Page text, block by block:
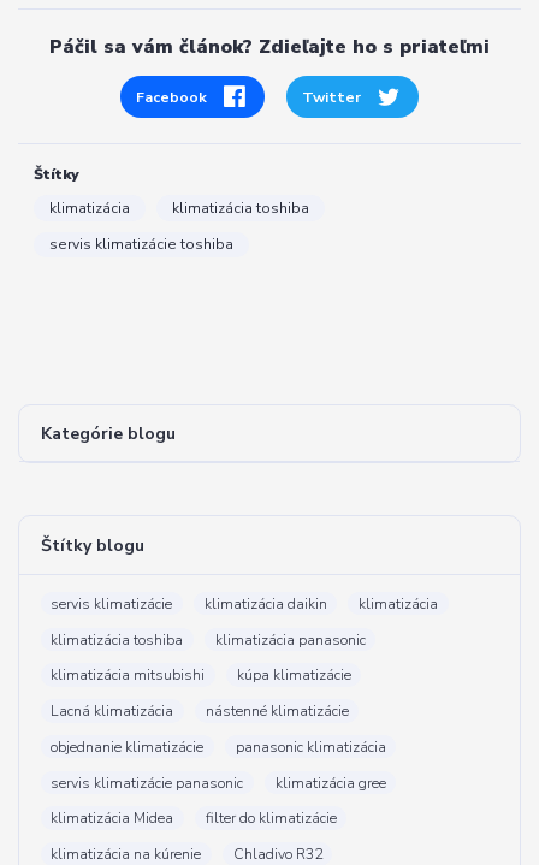
Kategórie blogu
Štítky blogu
servis klimatizácie klimatizácia daikin
klimatizácia
klimatizácia toshiba
klimatizácia panasonic
klimatizácia mitsubishi
kúpa klimatizácie
Lacná klimatizácia
nástenné klimatizácie
objednanie klimatizácie
panasonic klimatizácia
servis klimatizácie panasonic
klimatizácia gree
klimatizácia Midea
filter do klimatizácie
klimatizácia na kúrenie
Chladivo R32
Páčil sa vám článok? Zdieľajte ho s priateľmi
Facebook Twitter
Štítky
klimatizácia
klimatizácia toshiba
servis klimatizácie toshiba